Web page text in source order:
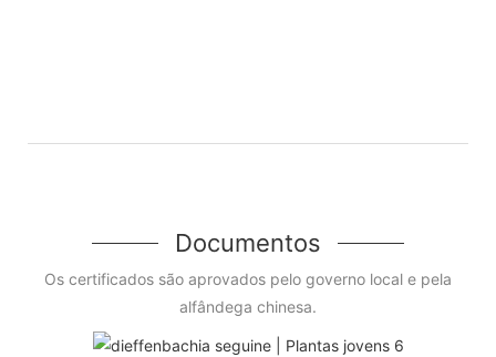
Documentos
Os certificados são aprovados pelo governo local e pela
alfândega chinesa.